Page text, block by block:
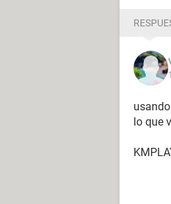
lo que